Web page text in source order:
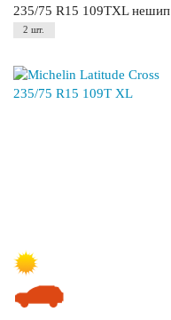
235/75 R15 109TXL нешип
2 шт.